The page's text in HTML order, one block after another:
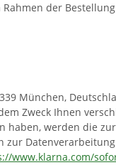
der
München,
Zweck Ihnen
haben, werden die
zur
www.klarna.com/